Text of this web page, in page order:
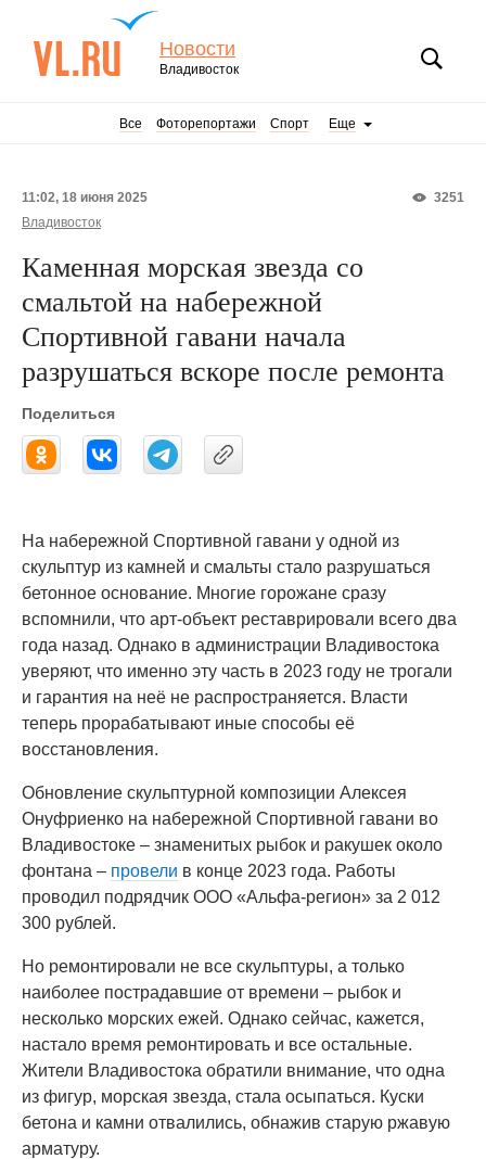
Новости
Владивосток
Все Фоторепортажи Спорт Еще
3251
11:02, 18 июня 2025
Владивосток
Каменная морская звезда со
смальтой на набережной
Спортивной гавани начала
разрушаться вскоре после ремонта
Поделиться
На набережной Спортивной гавани у одной из
скульптур из камней и смальты стало разрушаться
бетонное основание. Многие горожане сразу
вспомнили, что арт-объект реставрировали всего два
года назад. Однако в администрации Владивостока
уверяют, что именно эту часть в 2023 году не трогали
и гарантия на неё не распространяется. Власти
теперь прорабатывают иные способы её
восстановления.
Обновление скульптурной композиции Алексея
Онуфриенко на набережной Спортивной гавани во
Владивостоке – знаменитых рыбок и ракушек около
фонтана – провели в конце 2023 года. Работы
проводил подрядчик ООО «Альфа-регион» за 2 012
300 рублей.
Но ремонтировали не все скульптуры, а только
наиболее пострадавшие от времени – рыбок и
несколько морских ежей. Однако сейчас, кажется,
настало время ремонтировать и все остальные.
Жители Владивостока обратили внимание, что одна
из фигур, морская звезда, стала осыпаться. Куски
бетона и камни отвалились, обнажив старую ржавую
арматуру.